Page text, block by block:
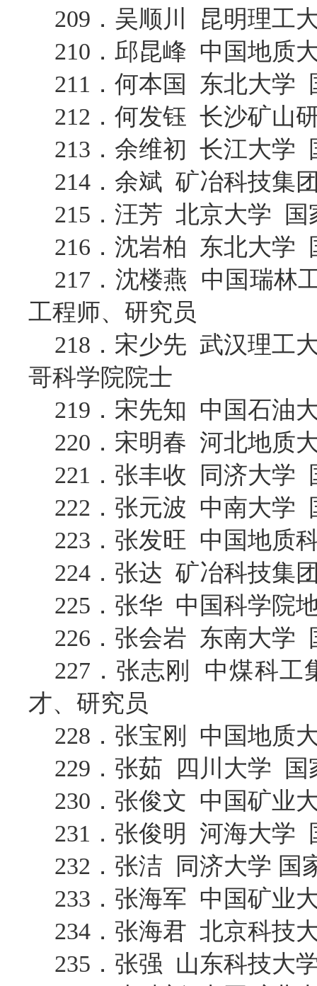
209．吴顺川 昆明理工
210．邱昆峰 中国地质
211．何本国 东北大学
212．何发钰 长沙矿山
213．余维初 长江大学
214．余斌 矿冶科技集
215．汪芳 北京大学 国
216．沈岩柏 东北大学
217．沈楼燕 中国瑞林
工程师、研究员
218．宋少先 武汉理工
哥科学院院士
219．宋先知 中国石油
220．宋明春 河北地质
221．张丰收 同济大学
222．张元波 中南大学
223．张发旺 中国地质
224．张达 矿冶科技集
225．张华 中国科学院
226．张会岩 东南大学
227．张志刚 中煤科
才、研究员
228．张宝刚 中国地质
229．张茹 四川大学 国
230．张俊文 中国矿业
231．张俊明 河海大学
232．张洁 同济大学 国
233．张海军 中国矿业
234．张海君 北京科技
235．张强 山东科技大